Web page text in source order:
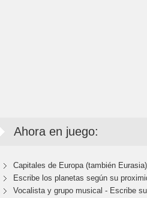
Ahora en juego:
Capitales de Europa (también Eurasia)
Escribe los planetas según su
Vocalista y grupo musical - Escribe